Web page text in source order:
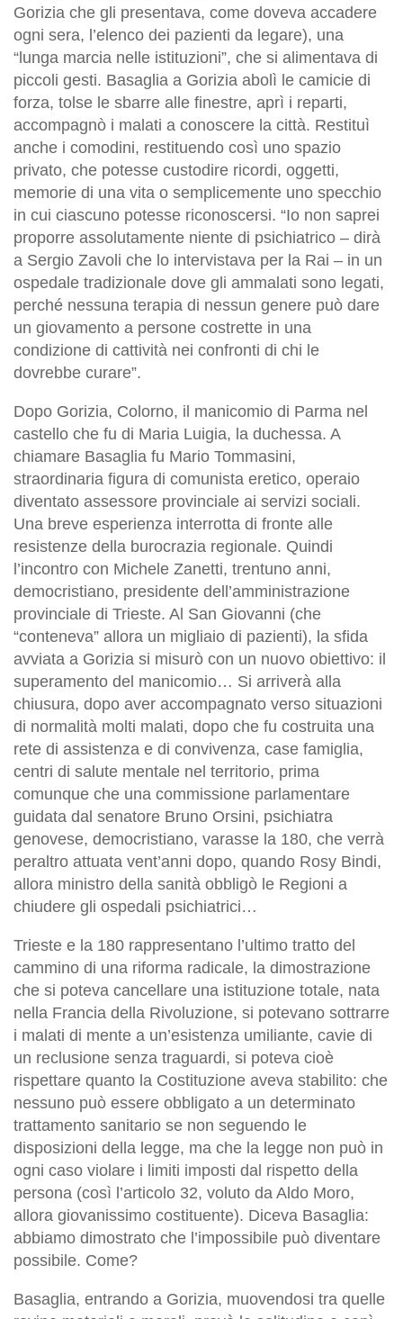
Gorizia che gli presentava, come doveva accadere
ogni sera, l’elenco dei pazienti da legare), una
“lunga marcia nelle istituzioni”, che si alimentava di
piccoli gesti. Basaglia a Gorizia abolì le camicie di
forza, tolse le sbarre alle finestre, aprì i reparti,
accompagnò i malati a conoscere la città. Restituì
anche i comodini, restituendo così uno spazio
privato, che potesse custodire ricordi, oggetti,
memorie di una vita o semplicemente uno specchio
in cui ciascuno potesse riconoscersi. “Io non saprei
proporre assolutamente niente di psichiatrico – dirà
a Sergio Zavoli che lo intervistava per la Rai – in un
ospedale tradizionale dove gli ammalati sono legati,
perché nessuna terapia di nessun genere può dare
un giovamento a persone costrette in una
condizione di cattività nei confronti di chi le
dovrebbe curare”.
Dopo Gorizia, Colorno, il manicomio di Parma nel
castello che fu di Maria Luigia, la duchessa. A
chiamare Basaglia fu Mario Tommasini,
straordinaria figura di comunista eretico, operaio
diventato assessore provinciale ai servizi sociali.
Una breve esperienza interrotta di fronte alle
resistenze della burocrazia regionale. Quindi
l’incontro con Michele Zanetti, trentuno anni,
democristiano, presidente dell’amministrazione
provinciale di Trieste. Al San Giovanni (che
“conteneva” allora un migliaio di pazienti), la sfida
avviata a Gorizia si misurò con un nuovo obiettivo: il
superamento del manicomio… Si arriverà alla
chiusura, dopo aver accompagnato verso situazioni
di normalità molti malati, dopo che fu costruita una
rete di assistenza e di convivenza, case famiglia,
centri di salute mentale nel territorio, prima
comunque che una commissione parlamentare
guidata dal senatore Bruno Orsini, psichiatra
genovese, democristiano, varasse la 180, che verrà
peraltro attuata vent’anni dopo, quando Rosy Bindi,
allora ministro della sanità obbligò le Regioni a
chiudere gli ospedali psichiatrici…
Trieste e la 180 rappresentano l’ultimo tratto del
cammino di una riforma radicale, la dimostrazione
che si poteva cancellare una istituzione totale, nata
nella Francia della Rivoluzione, si potevano sottrarre
i malati di mente a un’esistenza umiliante, cavie di
un reclusione senza traguardi, si poteva cioè
rispettare quanto la Costituzione aveva stabilito: che
nessuno può essere obbligato a un determinato
trattamento sanitario se non seguendo le
disposizioni della legge, ma che la legge non può in
ogni caso violare i limiti imposti dal rispetto della
persona (così l’articolo 32, voluto da Aldo Moro,
allora giovanissimo costituente). Diceva Basaglia:
abbiamo dimostrato che l’impossibile può diventare
possibile. Come?
Basaglia, entrando a Gorizia, muovendosi tra quelle